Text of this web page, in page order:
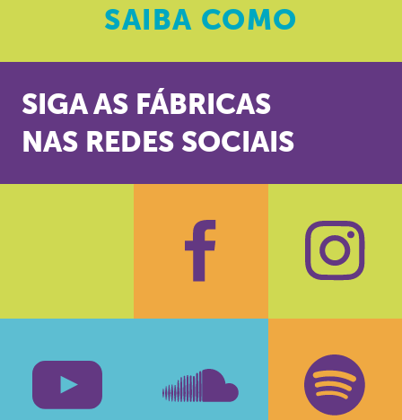
SAIBA COMO
SIGA AS FÁBRICAS
NAS REDES SOCIAIS
Facebook